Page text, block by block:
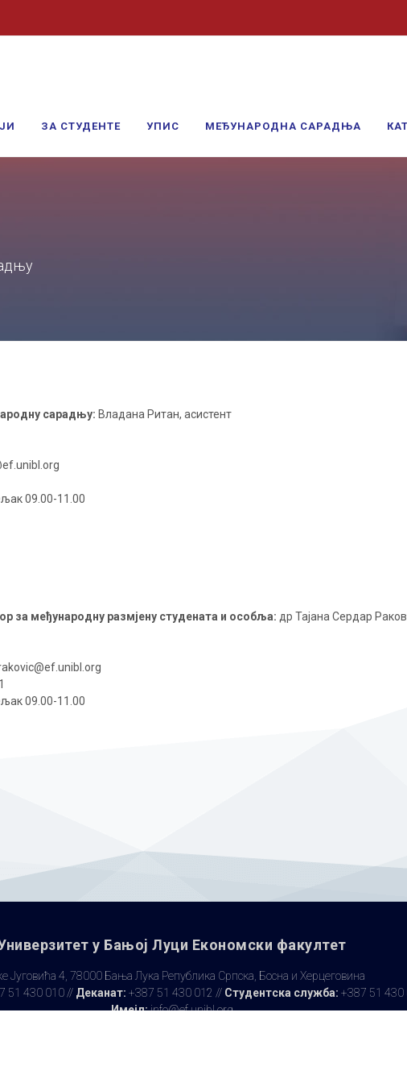
ЗА СТУДЕНТЕ УПИС МЕЂУНАРОДНА САРАДЊА
сарадњу: Владана Ритан, асистент
09.00-11.00
за међународну размјену студената и особља: др Тајана Сердар
09.00-11.00
у Бањoj Луци Економски факултет
Југовића 4, 78000 Бања Лука Република Српска, Босна и Херцеговина
51 430 010 // Деканат: +387 51 430 012 // Студентска служба: +387 51 430
Имејл:info@ef.unibl.org